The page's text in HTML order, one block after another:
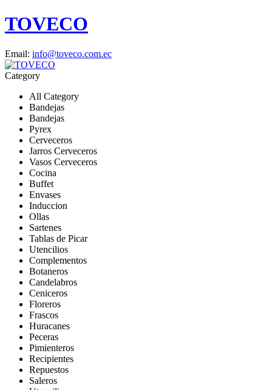
TOVECO
Email: info@toveco.com.ec
Category
All Category
Bandejas
Bandejas
Pyrex
Cerveceros
Jarros Cerveceros
Vasos Cerveceros
Cocina
Buffet
Envases
Induccion
Ollas
Sartenes
Tablas de Picar
Utencilios
Complementos
Botaneros
Candelabros
Ceniceros
Floreros
Frascos
Huracanes
Peceras
Pimienteros
Recipientes
Repuestos
Saleros